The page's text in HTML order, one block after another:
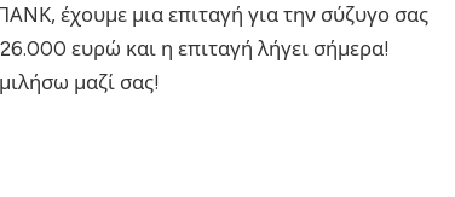
έχουμε μια επιταγή για την σύζυγο σας
ευρώ και η επιταγή λήγει σήμερα!
μαζί σας!